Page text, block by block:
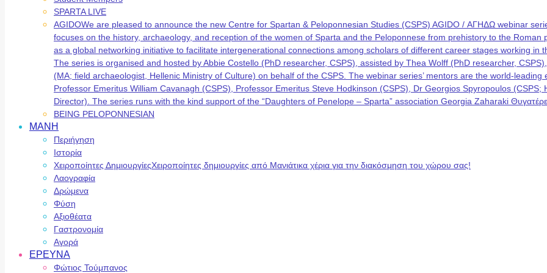
SPARTA LIVE
AGIDOWe are pleased to announce the new Centre for Spartan & Peloponnesian Studies (CSPS) AGIDO / ΑΓΗΔΩ webinar
focuses on the history, archaeology, and reception of the women of Sparta and the Peloponnese from prehistory to the
as a global networking initiative to facilitate intergenerational connections among scholars of different career stages working
The series is organised and hosted by Abbie Costello (PhD researcher, CSPS), assisted by Thea Wolff (PhD researcher,
(MA; field archaeologist, Hellenic Ministry of Culture) on behalf of the CSPS. The webinar series’ mentors are the world-
Professor Emeritus William Cavanagh (CSPS), Professor Emeritus Steve Hodkinson (CSPS), Dr Georgios Spyropoulos
Director). The series runs with the kind support of the “Daughters of Penelope – Sparta” association Georgia Zaharaki
BEING PELOPONNESIAN
ΜΑΝΗ
Περιήγηση
Ιστορία
Χειροποίητες ΔημιουργίεςΧειροποίητες δημιουργίες από Μανιάτικα χέρια για την διακόσμηση του χώρου σας!
Λαογραφία
Δρώμενα
Φύση
Αξιοθέατα
Γαστρονομία
Αγορά
ΕΡΕΥΝΑ
Φώτιος Τούμπανος